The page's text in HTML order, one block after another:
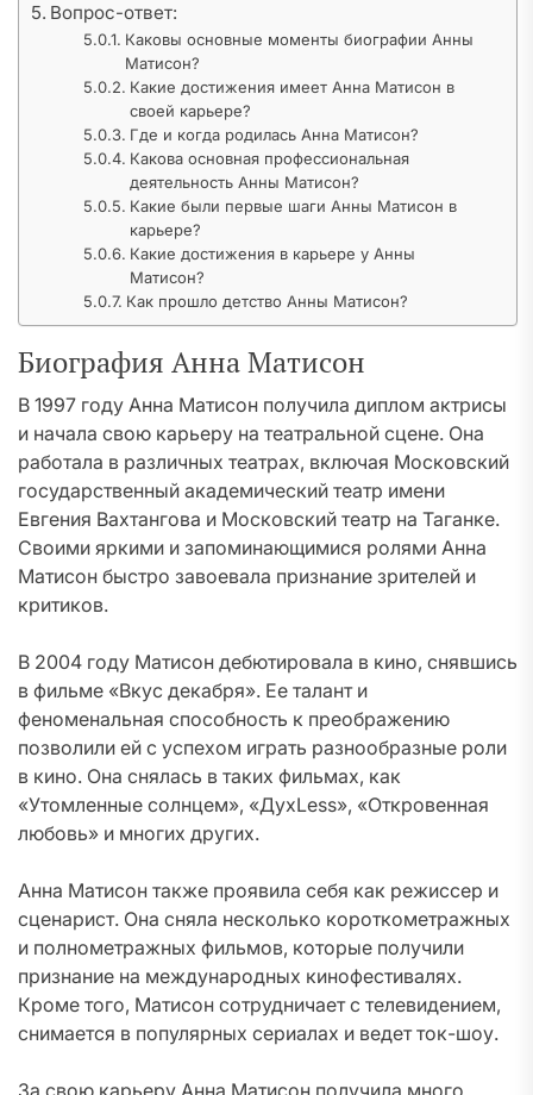
Вопрос-ответ:
Каковы основные моменты биографии Анны
Матисон?
Какие достижения имеет Анна Матисон в
своей карьере?
Где и когда родилась Анна Матисон?
Какова основная профессиональная
деятельность Анны Матисон?
Какие были первые шаги Анны Матисон в
карьере?
Какие достижения в карьере у Анны
Матисон?
Как прошло детство Анны Матисон?
Биография Анна Матисон
В 1997 году Анна Матисон получила диплом актрисы
и начала свою карьеру на театральной сцене. Она
работала в различных театрах, включая Московский
государственный академический театр имени
Евгения Вахтангова и Московский театр на Таганке.
Своими яркими и запоминающимися ролями Анна
Матисон быстро завоевала признание зрителей и
критиков.
В 2004 году Матисон дебютировала в кино, снявшись
в фильме «Вкус декабря». Ее талант и
феноменальная способность к преображению
позволили ей с успехом играть разнообразные роли
в кино. Она снялась в таких фильмах, как
«Утомленные солнцем», «ДухLess», «Откровенная
любовь» и многих других.
Анна Матисон также проявила себя как режиссер и
сценарист. Она сняла несколько короткометражных
и полнометражных фильмов, которые получили
признание на международных кинофестивалях.
Кроме того, Матисон сотрудничает с телевидением,
снимается в популярных сериалах и ведет ток-шоу.
За свою карьеру Анна Матисон получила много